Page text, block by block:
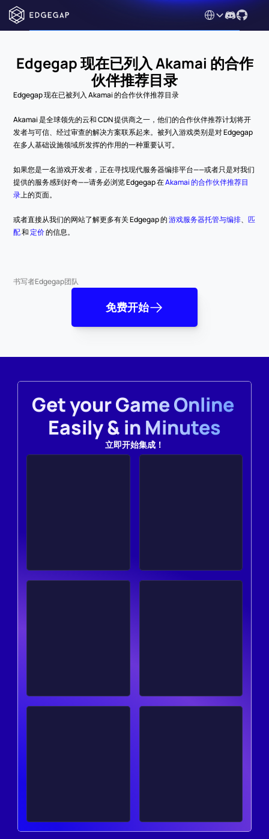
Select Language
Edgegap 现在已列入 Akamai 的合作
伙伴推荐目录
Edgegap 现在已被列入 Akamai 的合作伙伴推荐目录
Akamai 是全球领先的云和 CDN 提供商之一，他们的合作伙伴推荐计划将开
发者与可信、经过审查的解决方案联系起来。被列入游戏类别是对 Edgegap
在多人基础设施领域所发挥的作用的一种重要认可。
如果您是一名游戏开发者，正在寻找现代服务器编排平台——或者只是对我们
提供的服务感到好奇——请务必浏览 Edgegap 在 Akamai 的合作伙伴推荐目
录上的页面。
或者直接从我们的网站了解更多有关 Edgegap 的 游戏服务器托管与编排、匹
配 和 定价 的信息。
书写者Edgegap团队
免费开始
Get your Game Online
Easily & in Minutes
立即开始集成！